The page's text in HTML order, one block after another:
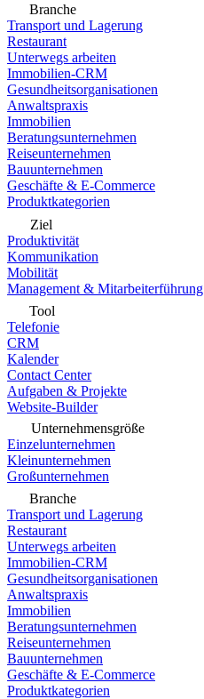
Branche
Transport und Lagerung
Restaurant
Unterwegs arbeiten
Immobilien-CRM
Gesundheitsorganisationen
Anwaltspraxis
Immobilien
Beratungsunternehmen
Reiseunternehmen
Bauunternehmen
Geschäfte & E-Commerce
Produktkategorien
Ziel
Produktivität
Kommunikation
Mobilität
Management & Mitarbeiterführung
Tool
Telefonie
CRM
Kalender
Contact Center
Aufgaben & Projekte
Website-Builder
Unternehmensgröße
Einzelunternehmen
Kleinunternehmen
Großunternehmen
Branche
Transport und Lagerung
Restaurant
Unterwegs arbeiten
Immobilien-CRM
Gesundheitsorganisationen
Anwaltspraxis
Immobilien
Beratungsunternehmen
Reiseunternehmen
Bauunternehmen
Geschäfte & E-Commerce
Produktkategorien